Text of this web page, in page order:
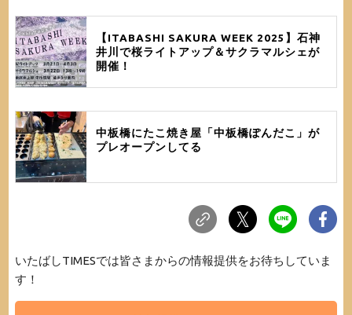
【ITABASHI SAKURA WEEK 2025】石神
井川で桜ライトアップ＆サクラマルシェが
開催！
中板橋にたこ焼き屋「中板橋ぽんだこ」が
プレオープンしてる
いたばしTIMESでは皆さまからの情報提供をお待ちしていま
す！